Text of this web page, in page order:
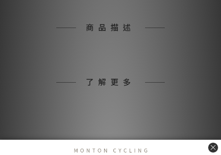
商品描述
了解更多